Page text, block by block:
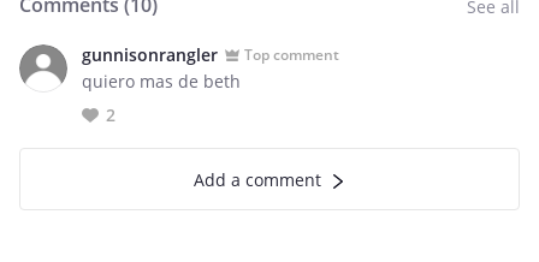
See all
gunnisonrangler Top comment
quiero mas de beth
2
Add a comment